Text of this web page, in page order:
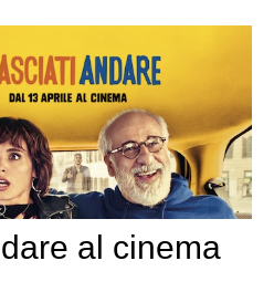
al cinema